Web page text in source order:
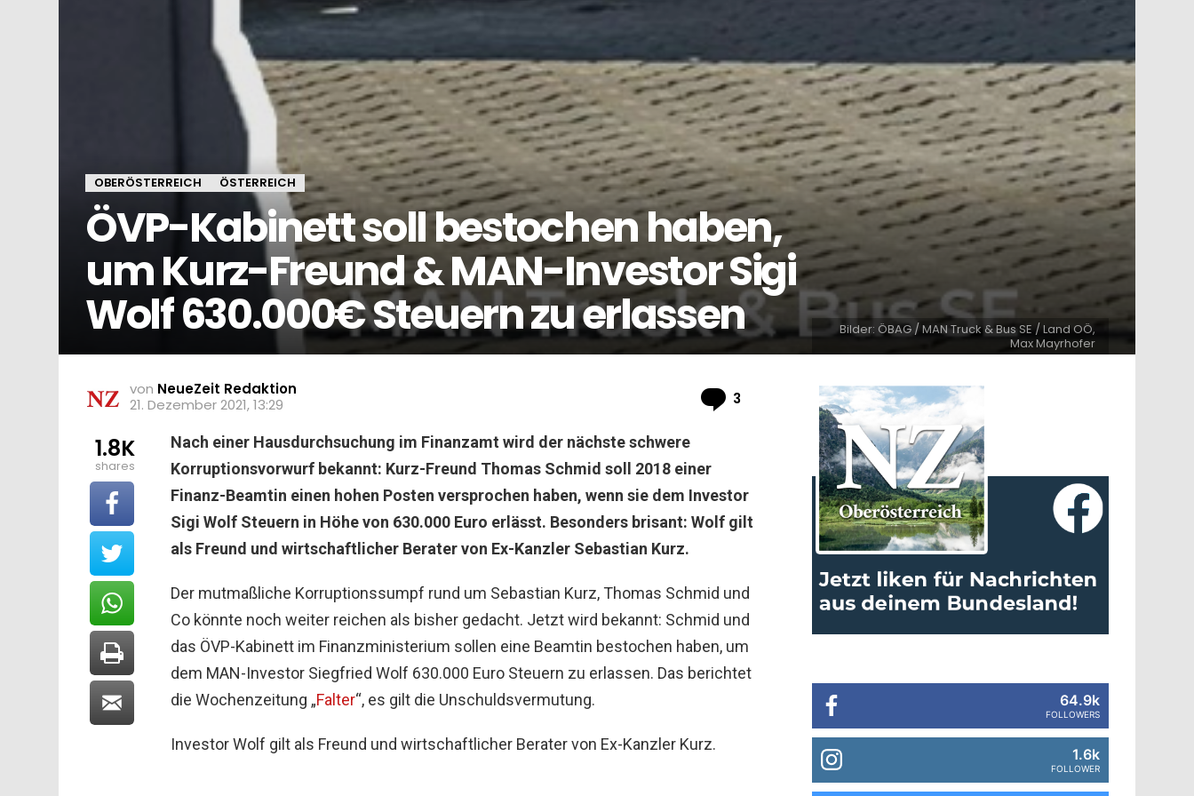
OBERÖSTERREICH ÖSTERREICH
ÖVP-Kabinett soll bestochen haben,
um Kurz-Freund & MAN-Investor Sigi
Wolf 630.000€ Steuern zu erlassen
Bilder: ÖBAG / MAN Truck & Bus SE / Land OÖ,
Max Mayrhofer
von NeueZeit Redaktion
21. Dezember 2021, 13:29
3 Kommentare
Nach einer Hausdurchsuchung im Finanzamt wird der nächste schwere
Korruptionsvorwurf bekannt: Kurz-Freund Thomas Schmid soll 2018 einer
Finanz-Beamtin einen hohen Posten versprochen haben, wenn sie dem Investor
Sigi Wolf Steuern in Höhe von 630.000 Euro erlässt. Besonders brisant: Wolf gilt
als Freund und wirtschaftlicher Berater von Ex-Kanzler Sebastian Kurz.
Der mutmaßliche Korruptionssumpf rund um Sebastian Kurz, Thomas Schmid und
Co könnte noch weiter reichen als bisher gedacht. Jetzt wird bekannt: Schmid und
das ÖVP-Kabinett im Finanzministerium sollen eine Beamtin bestochen haben, um
dem MAN-Investor Siegfried Wolf 630.000 Euro Steuern zu erlassen. Das berichtet
die Wochenzeitung „Falter“, es gilt die Unschuldsvermutung.
Investor Wolf gilt als Freund und wirtschaftlicher Berater von Ex-Kanzler Kurz.
1.8K
shares
64.9k
FOLLOWERS
1.6k
FOLLOWER